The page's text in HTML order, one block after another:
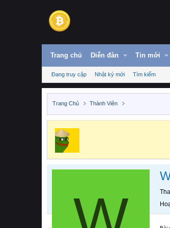
Trang chủ Diễn đàn Tin mới
Đang truy cập Nhật ký mới Tìm kiếm
Trang Chủ Thành Viên